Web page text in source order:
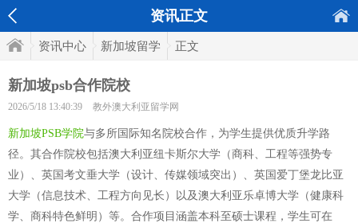
资讯正文
资讯中心 新加坡留学 正文
新加坡psb合作院校
2026/5/18 13:40:39 教外澳大利亚留学网
新加坡PSB学院与多所国际知名院校合作，为学生提供优质升学路
径。其合作院校包括澳大利亚纽卡斯尔大学（商科、工程等强势专
业）、英国考文垂大学（设计、传媒领域突出）、英国爱丁堡龙比亚
大学（信息技术、工程方向见长）以及澳大利亚乐卓博大学（健康科
学、商科特色鲜明）等。合作项目涵盖本科至硕士课程，学生可在